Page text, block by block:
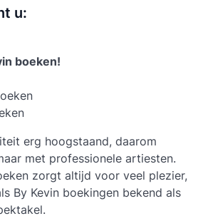
u:
boeken!
erg hoogstaand, daarom
met professionele artiesten.
zorgt altijd voor veel plezier,
By Kevin boekingen bekend als